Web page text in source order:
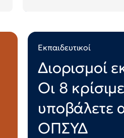
Εκπαιδευτικοί
Διορισμοί
Οι 8
υποβάλετε
ΟΠΣΥΔ